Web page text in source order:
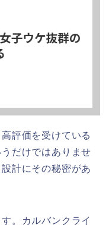
評価を受けている
だけではありませ
計にその秘密があ
。カルバンクライ